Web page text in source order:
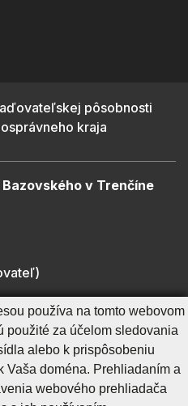
pôsobnosti
kraja
v Trenčíne
Ochrana osobných údajov
Vyhlásenie o prístupnosti
Správca obsahu
používa na tomto webovom
použité za účelom sledovania
alebo k prispôsobeniu
Vaša doména. Prehliadaním a
webového prehliadača